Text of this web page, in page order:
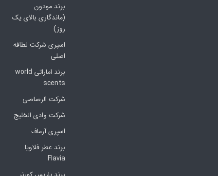
برند مودون
(ماندگاری بالای یک
روز)
اسپری شرکت لطافه
اصلی
برند اماراتی world
scents
شرکت الرصاصی
شرکت وادی الخلیج
اسپری آرماف
برند عطر فلاویا
Flavia